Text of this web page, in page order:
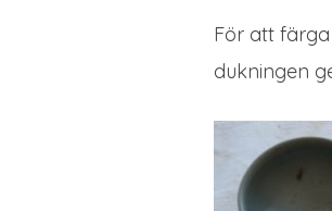
För att
dukningen